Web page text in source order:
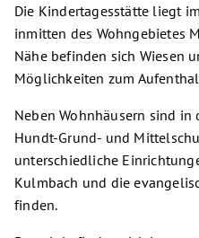
Die Kindertagesstätte liegt
inmitten des Wohngebietes
Nähe befinden sich Wiesen
Möglichkeiten zum
Neben Wohnhäusern sind in
Hundt-Grund- und
unterschiedliche
Kulmbach und die
finden.